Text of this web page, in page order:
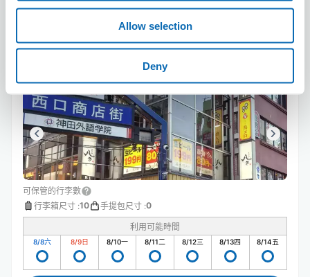
Allow selection
Deny
Big Echo Kanda West Exit Station Store
从Kanda站步行0分钟。
可保管的行李數
行李箱尺寸 :10 手提包尺寸 :0
利用可能時間
8/8六 8/9日 8/10一 8/11二 8/12三 8/13四 8/14五